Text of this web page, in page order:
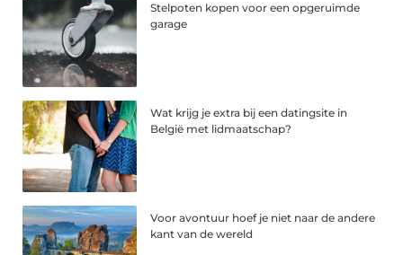
Stelpoten kopen voor een opgeruimde
garage
Wat krijg je extra bij een datingsite in
België met lidmaatschap?
Voor avontuur hoef je niet naar de andere
kant van de wereld